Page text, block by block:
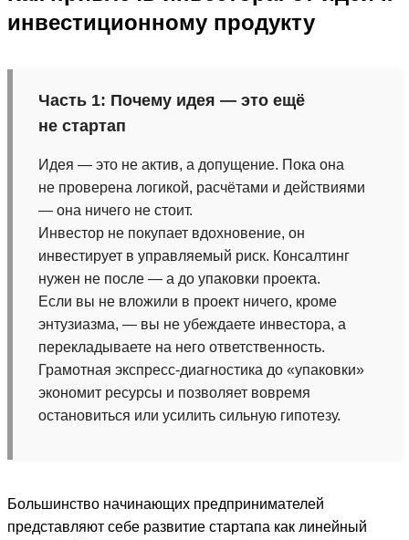
инвестиционному продукту
Часть 1: Почему идея — это ещё
не стартап
Идея — это не актив, а допущение. Пока она
не проверена логикой, расчётами и действиями
— она ничего не стоит.
Инвестор не покупает вдохновение, он
инвестирует в управляемый риск. Консалтинг
нужен не после — а до упаковки проекта.
Если вы не вложили в проект ничего, кроме
энтузиазма, — вы не убеждаете инвестора, а
перекладываете на него ответственность.
Грамотная экспресс-диагностика до «упаковки»
экономит ресурсы и позволяет вовремя
остановиться или усилить сильную гипотезу.
Большинство начинающих предпринимателей
представляют себе развитие стартапа как линейный